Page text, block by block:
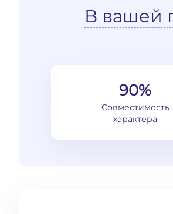
В вашей
90%
Совместимость
характера